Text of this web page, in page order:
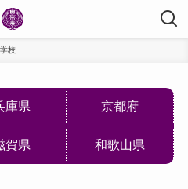
校
庫県 京都府
賀県 和歌山県